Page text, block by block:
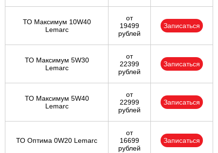
ТО Максимум 10W40
Lemarc
от
19499
рублей
Записаться
ТО Максимум 5W30
Lemarc
от
22399
рублей
Записаться
ТО Максимум 5W40
Lemarc
от
22999
рублей
Записаться
ТО Оптима 0W20 Lemarc
от
16699
рублей
Записаться